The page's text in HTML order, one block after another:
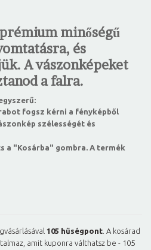
minőségű
és
A vászonképeket
a falra.
fogsz kérni a fényképből
szélességét és
a "Kosárba" gombra. A termék
105 hűségpont . A kosárad
amit kuponra válthatsz be - 105